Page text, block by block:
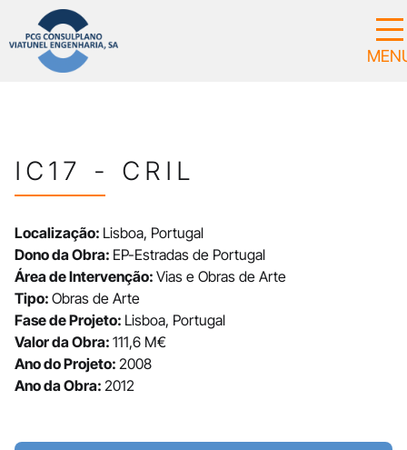
IC17 - CRIL
Localização: Lisboa, Portugal
Dono da Obra: EP-Estradas de Portugal
Área de Intervenção: Vias e Obras de Arte
Tipo: Obras de Arte
Fase de Projeto: Lisboa, Portugal
Valor da Obra: 111,6 M€
Ano do Projeto: 2008
Ano da Obra: 2012